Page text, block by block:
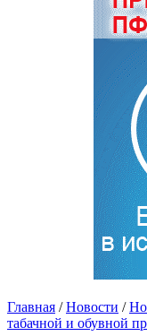
Главная / Новости /
табачной и обувной